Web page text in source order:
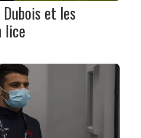
et les
lice